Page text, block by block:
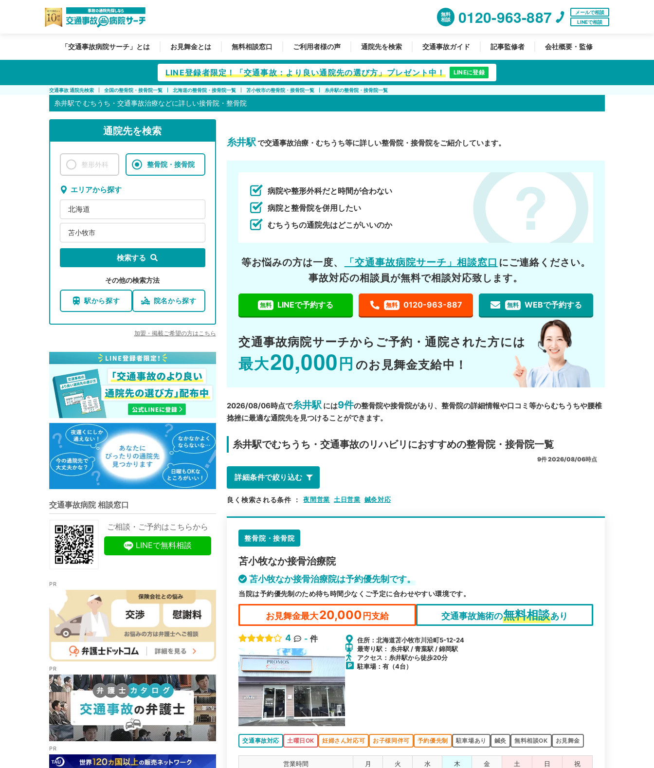
無料
相談
0120-963-887
メールで相談
LINEで相談
「交通事故病院サーチ」とは お見舞金とは 無料相談窓口 ご利用者様の声 通院先を検索 交通事故ガイド 記事監修者 会社概要・監修
LINE登録者限定！「交通事故：より良い通院先の選び方」プレゼント中！ LINEに登録
交通事故 通院先検索 全国の整骨院・接骨院一覧 北海道の整骨院・接骨院一覧 苫小牧市の整骨院・接骨院一覧 糸井駅の整骨院・接骨院一覧
糸井駅で むちうち・交通事故治療などに詳しい接骨院・整骨院
通院先を検索
整形外科 整骨院・接骨院
エリアから探す
北海道
苫小牧市
検索する
その他の検索方法
駅から探す 院名から探す
加盟・掲載ご希望の方はこちら
交通事故病院 相談窓口
ご相談・ご予約はこちらから
LINEで無料相談
糸井駅で交通事故治療・むちうち等に詳しい整骨院・接骨院をご紹介しています。
病院や整形外科だと時間が合わない
病院と整骨院を併用したい
むちうちの通院先はどこがいいのか
等お悩みの方は一度、 「交通事故病院サーチ」相談窓口 にご連絡ください。
事故対応の相談員が無料で相談対応致します。
無料 LINEで予約する 無料 0120-963-887 無料 WEBで予約する
交通事故病院サーチから ご予約・通院された方には
最大20,000 円 のお見舞金支給中！
2026/08/06時点で糸井駅 には9件の整骨院や接骨院があり、整骨院の詳細情報や口コミ等からむちうちや腰椎
捻挫に最適な通院先を見つけることができます。
糸井駅でむちうち・交通事故のリハビリにおすすめの整骨院・接骨院一覧
9件2026/08/06時点
詳細条件で絞り込む
良く検索される条件 ： 夜間営業 土日営業 鍼灸対応
整骨院・接骨院
苫小牧なか接骨治療院
苫小牧なか接骨治療院は予約優先制です。
当院は予約優先制のため待ち時間少なくご予定に合わせやすい環境です。
お見舞金最大20,000円支給 交通事故施術の無料相談あり
4 - 件
住所：北海道苫小牧市川沿町5-12-24
最寄り駅： 糸井駅 / 青葉駅 / 錦岡駅
アクセス：糸井駅から徒歩20分
駐車場：有（4台）
交通事故対応 土曜日OK 妊婦さん対応可 お子様同伴可 予約優先制 駐車場あり 鍼灸 無料相談OK お見舞金
営業時間 月 火 水 木 金 土 日 祝